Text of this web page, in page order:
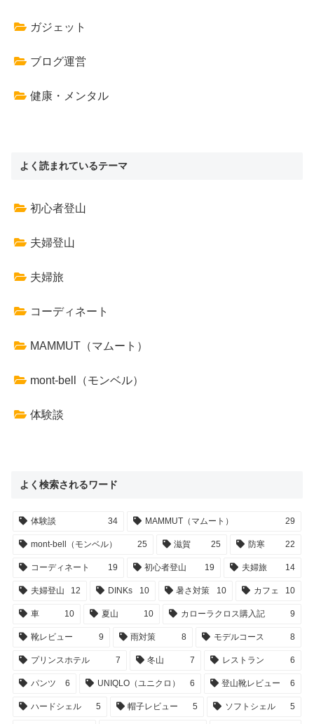
ガジェット
ブログ運営
健康・メンタル
よく読まれているテーマ
初心者登山
夫婦登山
夫婦旅
コーディネート
MAMMUT（マムート）
mont-bell（モンベル）
体験談
よく検索されるワード
体験談 34 MAMMUT（マムート） 29
mont-bell（モンベル） 25 滋賀 25 防寒 22
コーディネート 19 初心者登山 19 夫婦旅 14
夫婦登山 12 DINKs 10 暑さ対策 10 カフェ 10
車 10 夏山 10 カローラクロス購入記 9
靴レビュー 9 雨対策 8 モデルコース 8
プリンスホテル 7 冬山 7 レストラン 6
パンツ 6 UNIQLO（ユニクロ） 6 登山靴レビュー 6
ハードシェル 5 帽子レビュー 5 ソフトシェル 5